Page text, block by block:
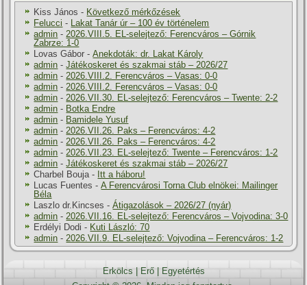
Kiss János - Következő mérkőzések
Felucci - Lakat Tanár úr – 100 év történelem
admin - 2026.VIII.5. EL-selejtező: Ferencváros – Górnik
Zabrze: 1-0
Lovas Gábor -Anekdoták: dr. Lakat Károly
admin -Játékoskeret és szakmai stáb – 2026/27
admin - 2026.VIII.2. Ferencváros – Vasas: 0-0
admin - 2026.VIII.2. Ferencváros – Vasas: 0-0
admin - 2026.VII.30. EL-selejtező: Ferencváros – Twente: 2-2
admin - Botka Endre
admin - Bamidele Yusuf
admin - 2026.VII.26. Paks – Ferencváros: 4-2
admin - 2026.VII.26. Paks – Ferencváros: 4-2
admin - 2026.VII.23. EL-selejtező: Twente – Ferencváros: 1-2
admin -Játékoskeret és szakmai stáb – 2026/27
Charbel Bouja - Itt a háboru!
Lucas Fuentes -A Ferencvárosi Torna Club elnökei: Mailinger
Béla
Laszlo dr.Kincses -Átigazolások – 2026/27 (nyár)
admin - 2026.VII.16. EL-selejtező: Ferencváros – Vojvodina: 3-0
Erdélyi Dodi - Kuti László: 70
admin - 2026.VII.9. EL-selejtező: Vojvodina – Ferencváros: 1-2
Erkölcs Erő|
Egyetértés